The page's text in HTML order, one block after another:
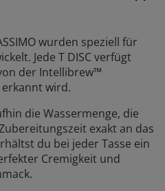
wurden speziell für
Jede T DISC verfügt
der Intellibrew™
wird.
die Wassermenge, die
exakt an das
du bei jeder Tasse ein
Cremigkeit und